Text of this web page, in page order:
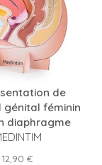
de
génital féminin
diaphragme
Prix
12,90 €